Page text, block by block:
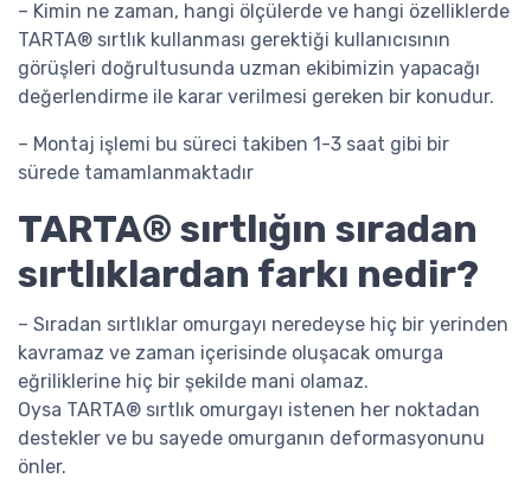
– Kimin ne zaman, hangi ölçülerde ve hangi özelliklerde
TARTA® sırtlık kullanması gerektiği kullanıcısının
görüşleri doğrultusunda uzman ekibimizin yapacağı
değerlendirme ile karar verilmesi gereken bir konudur.
– Montaj işlemi bu süreci takiben 1-3 saat gibi bir
sürede tamamlanmaktadır
TARTA® sırtlığın sıradan
sırtlıklardan farkı nedir?
– Sıradan sırtlıklar omurgayı neredeyse hiç bir yerinden
kavramaz ve zaman içerisinde oluşacak omurga
eğriliklerine hiç bir şekilde mani olamaz.
Oysa TARTA® sırtlık omurgayı istenen her noktadan
destekler ve bu sayede omurganın deformasyonunu
önler.